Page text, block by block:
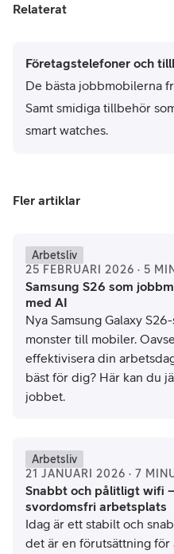
Relaterat
Företagstelefoner och
De bästa jobbmobilerna
Samt smidiga tillbehör
smart watches.
Fler artiklar
Arbetsliv
25 FEBRUARI 2026 · 5
Samsung S26 som
med AI
Nya Samsung Galaxy
monster till mobiler.
effektivisera din
bäst för dig? Här kan du
jobbet.
Arbetsliv
21 JANUARI 2026 · 7
Snabbt och pålitligt wifi
svordomsfri arbetsplats
Idag är ett stabilt och
det är en förutsättning för